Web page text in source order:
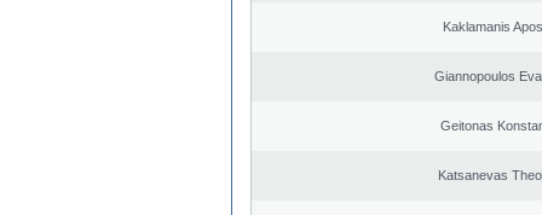
Kaklamanis
Giannopoulos
Geitonas
Katsanevas